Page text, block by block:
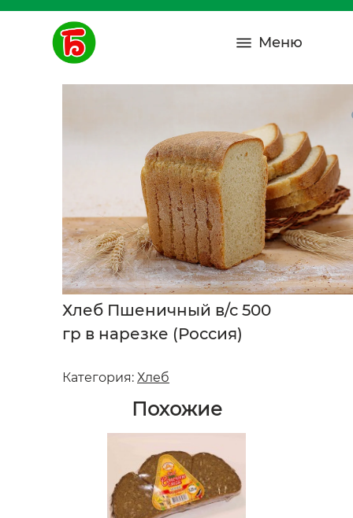
Меню
Хлеб Пшеничный в/с 500
гр в нарезке (Россия)
Категория: Хлеб
Похожие